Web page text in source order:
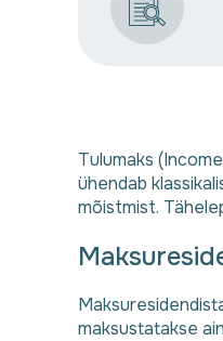
Tulumaks
ühendab
mõistmist.
maksustatakse